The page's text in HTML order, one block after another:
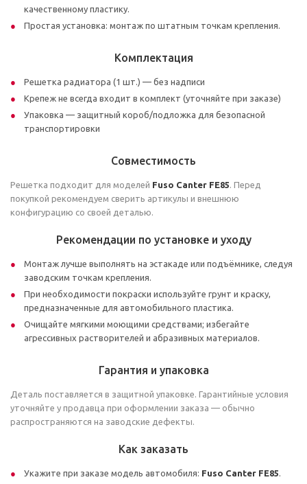
качественному пластику.
Простая установка: монтаж по штатным точкам крепления.
Комплектация
Решетка радиатора (1 шт.) — без надписи
Крепеж не всегда входит в комплект (уточняйте при заказе)
Упаковка — защитный короб/подложка для безопасной
транспортировки
Совместимость
Решетка подходит для моделей Fuso Canter FE85. Перед
покупкой рекомендуем сверить артикулы и внешнюю
конфигурацию со своей деталью.
Рекомендации по установке и уходу
Монтаж лучше выполнять на эстакаде или подъёмнике, следуя
заводским точкам крепления.
При необходимости покраски используйте грунт и краску,
предназначенные для автомобильного пластика.
Очищайте мягкими моющими средствами; избегайте
агрессивных растворителей и абразивных материалов.
Гарантия и упаковка
Деталь поставляется в защитной упаковке. Гарантийные условия
уточняйте у продавца при оформлении заказа — обычно
распространяются на заводские дефекты.
Как заказать
Укажите при заказе модель автомобиля: Fuso Canter FE85.